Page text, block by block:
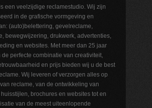
een veelzijdige reclamestudio. Wij zijn
in de grafische vormgeving en
(auto)belettering, gevelreclame,
bewegwijzering, drukwerk, advertenties,
en websites. Met meer dan 25 jaar
de perfecte combinatie van creativiteit,
en prijs bieden wij u de best
Wij leveren of verzorgen alles op
reclame, van de ontwikkeling van
brochures en websites tot en
van de meest uiteenlopende